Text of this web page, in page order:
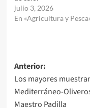
julio 3, 2026
En «Agricultura y
Navegación
de
entradas
Anterior:
Los mayores
Mediterráneo-
Maestro Padilla